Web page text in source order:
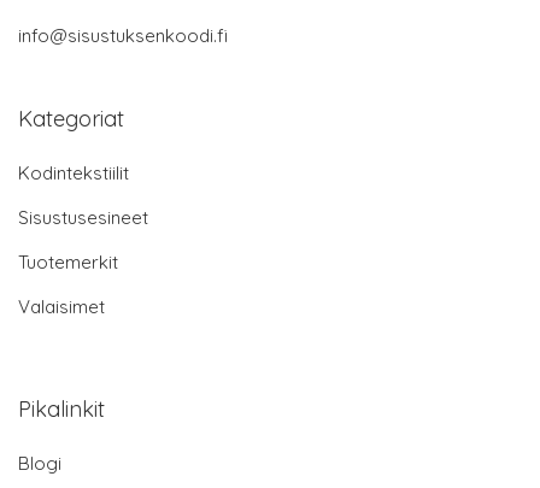
info@sisustuksenkoodi.fi
Kategoriat
Kodintekstiilit
Sisustusesineet
Tuotemerkit
Valaisimet
Pikalinkit
Blogi